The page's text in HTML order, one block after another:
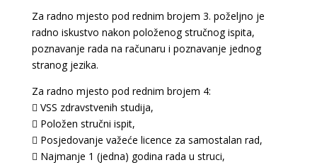
Za radno mjesto pod rednim brojem 3. poželjno je
radno iskustvo nakon položenog stručnog ispita,
poznavanje rada na računaru i poznavanje jednog
stranog jezika.
Za radno mjesto pod rednim brojem 4:
 VSS zdravstvenih studija,
 Položen stručni ispit,
 Posjedovanje važeće licence za samostalan rad,
 Najmanje 1 (jedna) godina rada u struci,